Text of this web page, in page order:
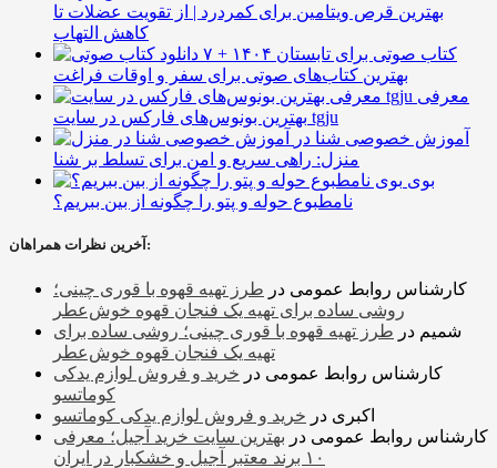
بهترین قرص ویتامین برای کمردرد | از تقویت عضلات تا
کاهش التهاب
۷ کتاب صوتی برای تابستان ۱۴۰۴ +
بهترین کتاب‌های صوتی برای سفر و اوقات فراغت
معرفی
بهترین بونوس‌های فارکس در سایت tgju
آموزش خصوصی شنا در
منزل: راهی سریع و امن برای تسلط بر شنا
بوی
نامطبوع حوله و پتو را چگونه از بین ببریم؟
آخرین نظرات همراهان:
کارشناس روابط عمومی در طرز تهیه قهوه با قوری چینی؛
روشی ساده برای تهیه یک فنجان قهوه خوش‌عطر
شمیم در طرز تهیه قهوه با قوری چینی؛ روشی ساده برای
تهیه یک فنجان قهوه خوش‌عطر
کارشناس روابط عمومی در خرید و فروش لوازم یدکی
کوماتسو
اکبری در خرید و فروش لوازم یدکی کوماتسو
کارشناس روابط عمومی در بهترین سایت خرید آجیل؛ معرفی
۱۰ برند معتبر آجیل و خشکبار در ایران